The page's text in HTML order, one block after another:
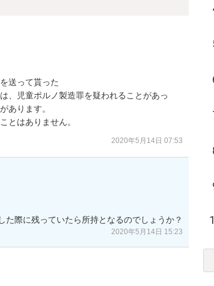
送って貰った
、児童ポルノ製造罪を疑われることがあっ
あります。
とはありません。
2020年5月14日 07:53
際に残っていたら所持となるのでしょうか？
2020年5月14日 15:23